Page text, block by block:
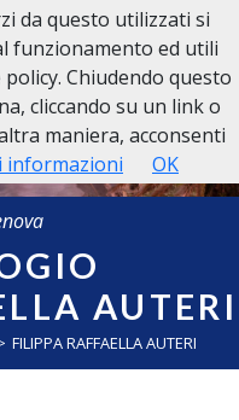
AUTERI
FILIPPA RAFFAELLA AUTERI
da questo utilizzati si
funzionamento ed utili
Chiudendo questo
cliccando su un link o
maniera, acconsenti
informazioni OK